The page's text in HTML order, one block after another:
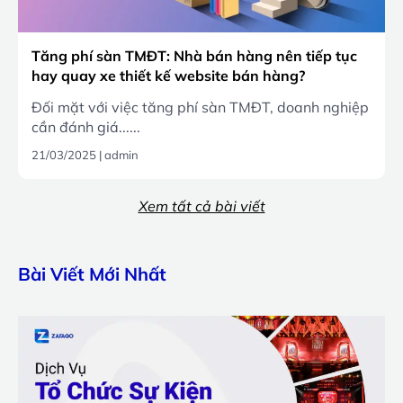
Tăng phí sàn TMĐT: Nhà bán hàng nên tiếp tục
hay quay xe thiết kế website bán hàng?
Đối mặt với việc tăng phí sàn TMĐT, doanh nghiệp
cần đánh giá......
21/03/2025 |admin
Xem tất cả bài viết
Bài Viết Mới Nhất